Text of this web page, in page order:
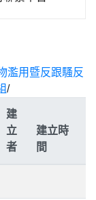
濫用暨反跟騷反
/
建
立
者
建立時
間